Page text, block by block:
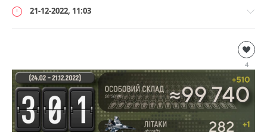
21-12-2022, 11:03
6
4